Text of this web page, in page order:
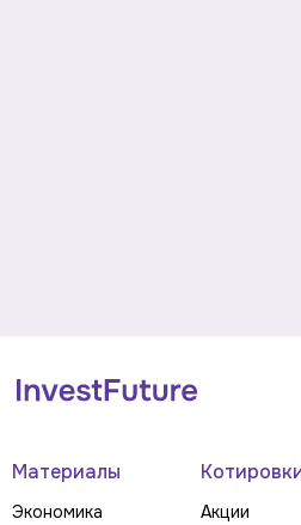
Материалы
Экономика
Акции